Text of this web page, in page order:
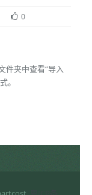
0
件夹中查看“导入
。